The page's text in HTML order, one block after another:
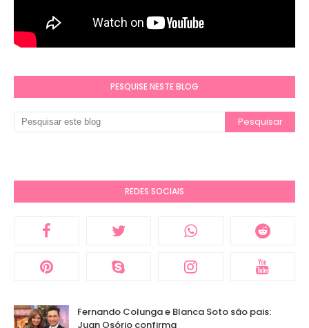
PESQUISE NESTE BLOG
REDES SOCIAIS
Fernando Colunga e Blanca Soto são pais:
Juan Osório confirma